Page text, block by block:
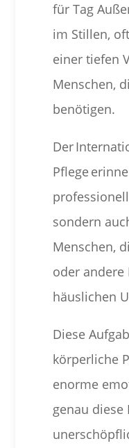
für Tag
im Stillen,
einer tiefen
Menschen,
benötigen.
Der
Pflege
sondern
Menschen,
oder
häuslichen
Diese
körperliche
enorme
genau diese